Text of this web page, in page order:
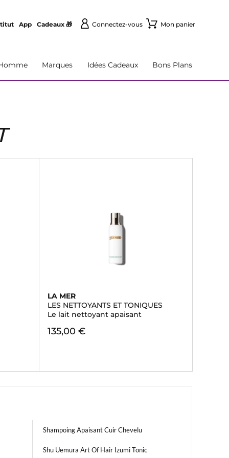
App Cadeaux 🎁 Connectez-vous Mon panier
Marques Idées Cadeaux Bons Plans
LA MER
LES NETTOYANTS ET TONIQUES
Le lait nettoyant apaisant
135,00 €
Shampoing Apaisant Cuir Chevelu
Shu Uemura Art Of Hair Izumi Tonic